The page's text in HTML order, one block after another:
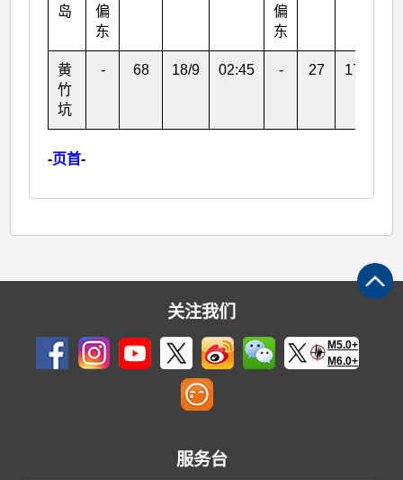
岛
偏
东
偏
东
黄
竹
坑
- 68 18/9 02:45 - 27 17/9
-页首-
关注我们
M5.0+
M6.0+
服务台